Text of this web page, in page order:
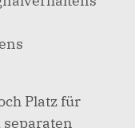
Platz für